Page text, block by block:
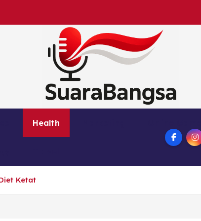
Suara Bangsa Paling inovatif dan juga
Health
Ketat